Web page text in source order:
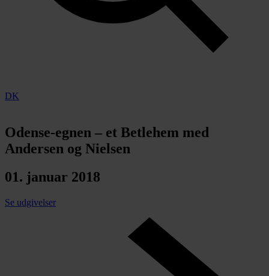
DK
Odense-egnen – et Betlehem med
Andersen og Nielsen
01. januar 2018
Se udgivelser